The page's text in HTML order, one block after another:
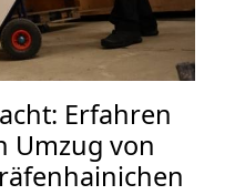
Erfahren
Umzug von